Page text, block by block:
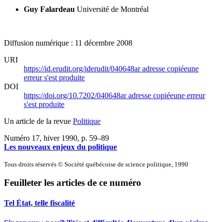
Guy Falardeau Université de Montréal
Diffusion numérique : 11 décembre 2008
URI
https://id.erudit.org/iderudit/040648aradresse copiéeune
erreur s'est produite
DOI
https://doi.org/10.7202/040648aradresse copiéeune erreur
s'est produite
Un article de la revue Politique
Numéro 17, hiver 1990, p. 59–89
Les nouveaux enjeux du politique
Tous droits réservés © Société québécoise de science politique, 1990
Feuilleter les articles de ce numéro
Tel État, telle fiscalité